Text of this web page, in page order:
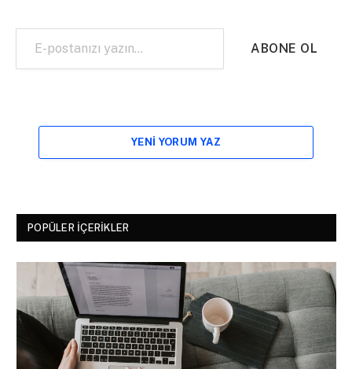
E-postanızı yazın…
ABONE OL
YENI YORUM YAZ
POPÜLER İÇERIKLER